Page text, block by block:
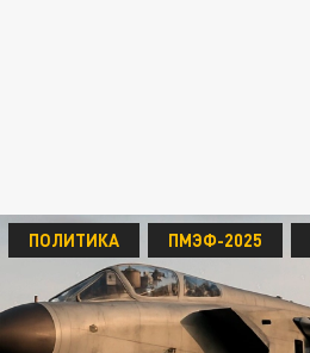
ПОЛИТИКА ПМЭФ-2025